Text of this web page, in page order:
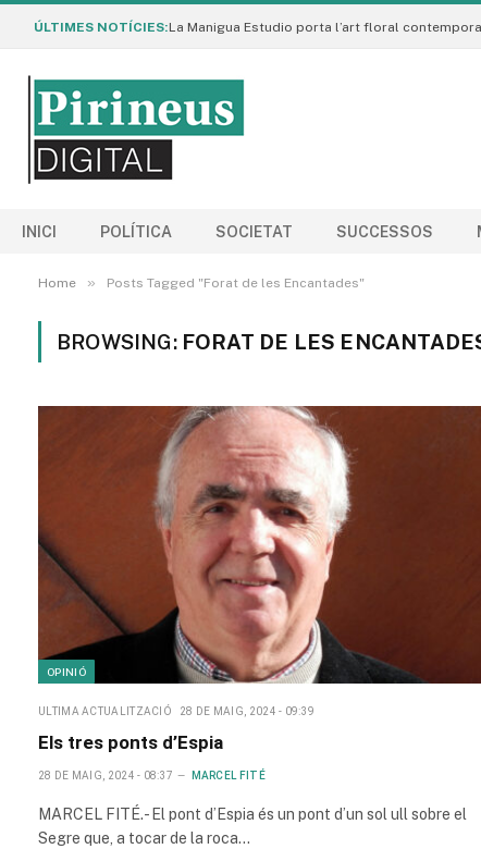
ÚLTIMES NOTÍCIES:
INICI POLÍTICA SOCIETAT SUCCESSOS
Home » Posts Tagged "Forat de les Encantades"
BROWSING: FORAT DE LES
OPINIÓ
ULTIMA ACTUALITZACIÓ 28 DE MAIG, 2024 - 09:39
Els tres ponts d’Espia
28 DE MAIG, 2024 - 08:37 MARCEL FITÉ
MARCEL FITÉ.- El pont d’Espia és un pont d’un sol ull sobre el
Segre que, a tocar de la roca…